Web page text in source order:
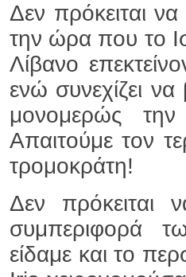
Δεν πρόκειται
την ώρα που το
Λίβανο
ενώ συνεχίζει να
μονομερώς
Απαιτούμε τον
τρομοκράτη!
Δεν πρόκειται
συμπεριφορά
είδαμε και το